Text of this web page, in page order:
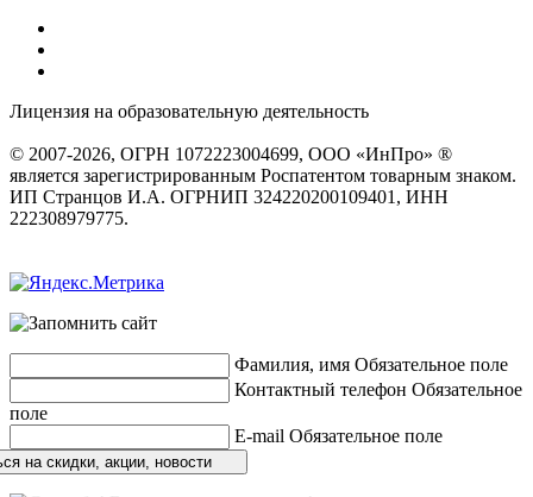
Лицензия на образовательную деятельность
© 2007-2026, ОГРН 1072223004699, ООО «ИнПро» ®
является зарегистрированным Роспатентом товарным знаком.
ИП Странцов И.А. ОГРНИП 324220200109401, ИНН
222308979775.
Фамилия, имя Обязательное поле
Контактный телефон Обязательное
поле
E-mail Обязательное поле
на скидки, акции, новости